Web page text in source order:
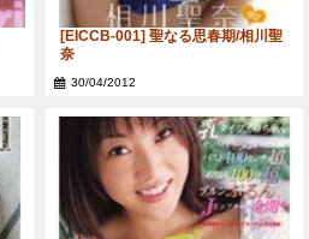
[EICCB-001] 聖なる思春期/相川聖
奈
30/04/2012